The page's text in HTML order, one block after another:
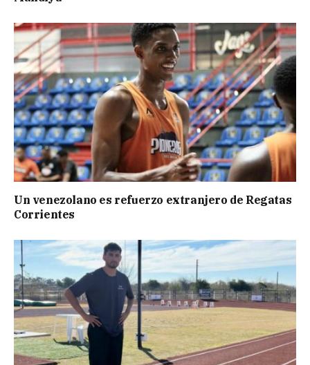
Un venezolano es refuerzo extranjero de Regatas
Corrientes